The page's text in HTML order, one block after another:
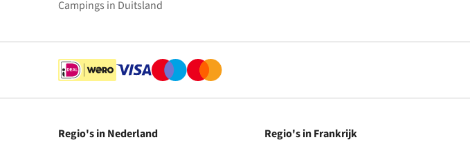
Campings in Duitsland
Regio's in Nederland Regio's in Frankrijk